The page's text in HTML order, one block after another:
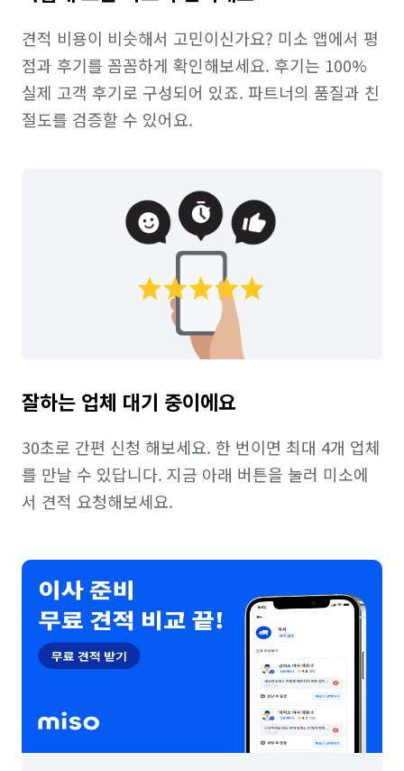
견적 비용이 비슷해서 고민이신가요? 미소 앱에서 평
점과 후기를 꼼꼼하게 확인해보세요. 후기는 100%
실제 고객 후기로 구성되어 있죠. 파트너의 품질과 친
절도를 검증할 수 있어요.
잘하는 업체 대기 중이에요
30초로 간편 신청 해보세요. 한 번이면 최대 4개 업체
를 만날 수 있답니다. 지금 아래 버튼을 눌러 미소에
서 견적 요청해보세요.